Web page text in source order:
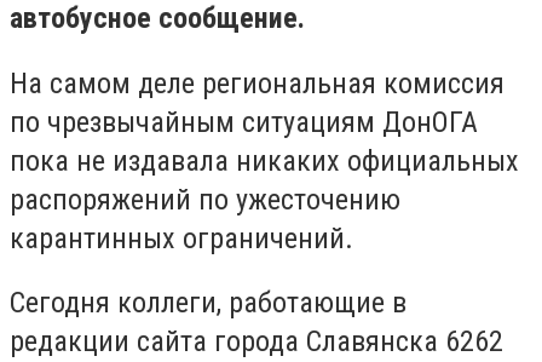
автобусное сообщение.
На самом деле региональная комиссия
по чрезвычайным ситуациям ДонОГА
пока не издавала никаких официальных
распоряжений по ужесточению
карантинных ограничений.
Сегодня коллеги, работающие в
редакции сайта города Славянска 6262